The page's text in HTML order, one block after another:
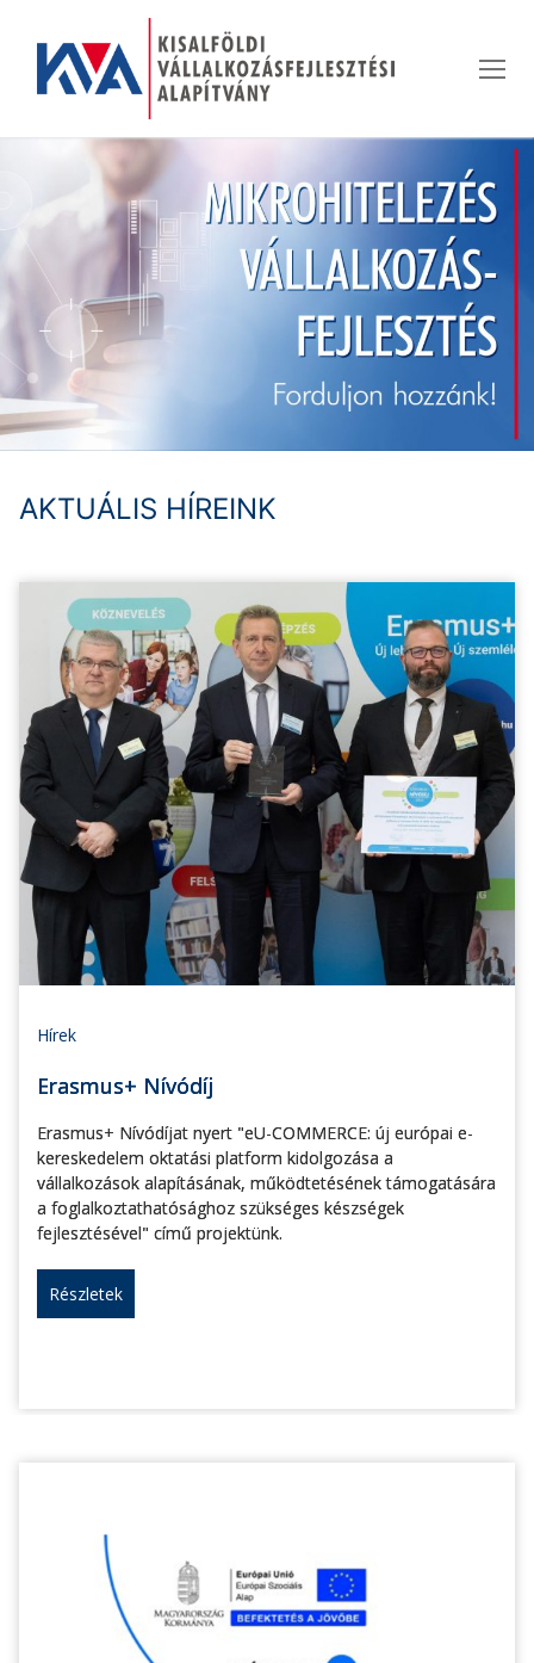
tartalomra
AKTUÁLIS HÍREINK
Hírek
Erasmus+ Nívódíj
Erasmus+ Nívódíjat nyert "eU-COMMERCE: új európai e-
kereskedelem oktatási platform kidolgozása a
vállalkozások alapításának, működtetésének támogatására
a foglalkoztathatósághoz szükséges készségek
fejlesztésével" című projektünk.
Részletek